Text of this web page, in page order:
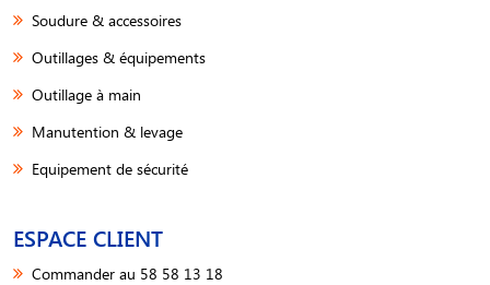
Soudure & accessoires
Outillages & équipements
Outillage à main
Manutention & levage
Equipement de sécurité
ESPACE CLIENT
Commander au 58 58 13 18